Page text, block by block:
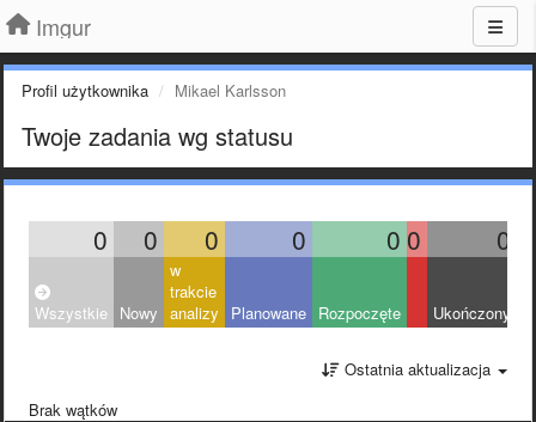
Imgur
Profil użytkownika Mikael Karlsson
Twoje zadania wg statusu
0 0 0 0 0 0 0
Wszystkie Nowy
w
trakcie
analizy
Planowane Rozpoczęte Ukończony
Ostatnia aktualizacja
Brak wątków